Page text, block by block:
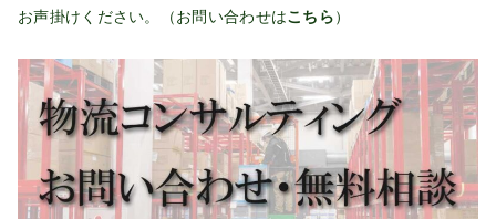
お声掛けください。（お問い合わせはこちら）